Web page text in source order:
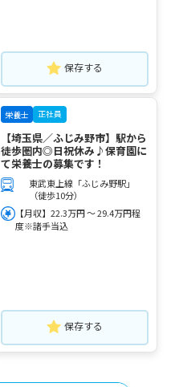
保存する
栄養士 正社員
【埼玉県／ふじみ野市】駅から
徒歩圏内◎日祝休み♪保育園に
て栄養士の募集です！
東武東上線「ふじみ野駅」
（徒歩10分）
【月収】22.3万円 ～ 29.4万円程
度※諸手当込
保存する